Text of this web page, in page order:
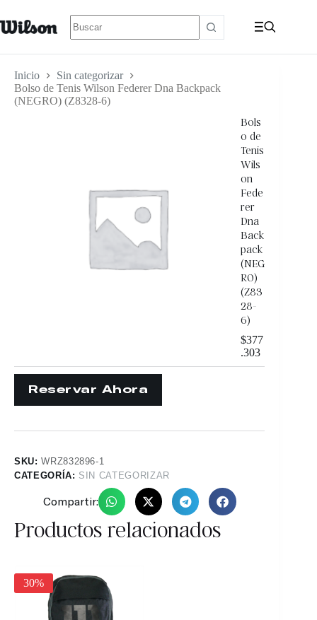
Inicio
Sin categorizar
Bolso de Tenis Wilson Federer Dna Backpack
(NEGRO) (Z8328-6)
Bols
o de
Tenis
Wils
on
Fede
rer
Dna
Back
pack
(NEG
RO)
(Z83
28-
6)
$377
.303
SKU:WRZ832896-1
CATEGORÍA: SIN CATEGORIZAR
Compartir:
Productos relacionados
30%